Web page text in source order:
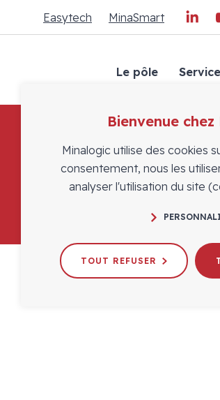
Easytech MinaSmart
Le pôle
Bienvenue chez
Minalogic utilise des cookies
consentement, nous les
analyser l'utilisation du site
TOUT REFUSER